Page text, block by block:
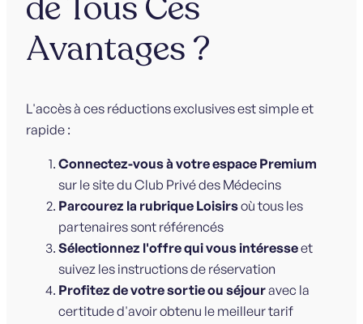
Avantages ?
L'accès à ces réductions exclusives est simple et
rapide :
Connectez-vous à votre espace Premium
sur le site du Club Privé des Médecins
Parcourez la rubrique Loisirsoù tous les
partenaires sont référencés
Sélectionnez l'offre qui vous intéresseet
suivez les instructions de réservation
Profitez de votre sortie ou séjouravec la
certitude d'avoir obtenu le meilleur tarif